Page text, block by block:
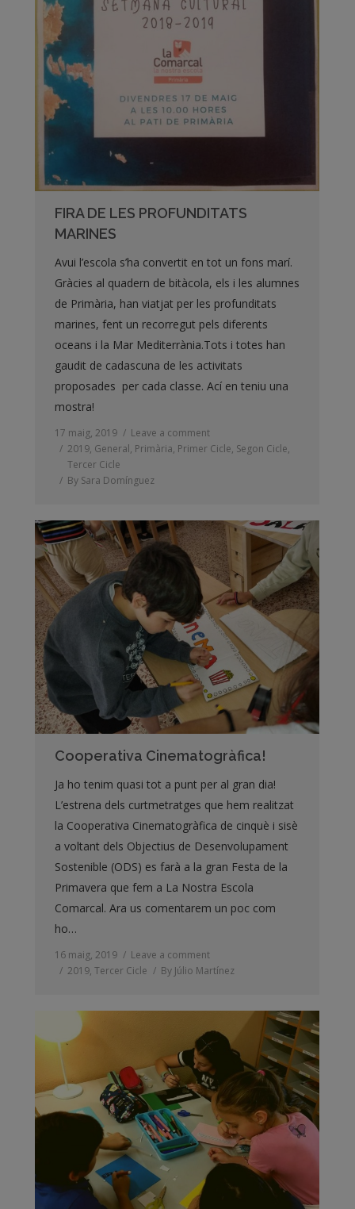
FIRA DE LES PROFUNDITATS
MARINES
Avui l’escola s’ha convertit en tot un fons marí.
Gràcies al quadern de bitàcola, els i les alumnes
de Primària, han viatjat per les profunditats
marines, fent un recorregut pels diferents
oceans i la Mar Mediterrània.Tots i totes han
gaudit de cadascuna de les activitats
proposades per cada classe. Ací en teniu una
mostra!
17 maig, 2019
Leave a comment
2019, General, Primària, Primer Cicle, Segon Cicle,
Tercer Cicle
By Sara Domínguez
Cooperativa Cinematogràfica!
Ja ho tenim quasi tot a punt per al gran dia!
L’estrena dels curtmetratges que hem realitzat
la Cooperativa Cinematogràfica de cinquè i sisè
a voltant dels Objectius de Desenvolupament
Sostenible (ODS) es farà a la gran Festa de la
Primavera que fem a La Nostra Escola
Comarcal. Ara us comentarem un poc com
ho…
16 maig, 2019
Leave a comment
2019, Tercer Cicle By Júlio Martínez